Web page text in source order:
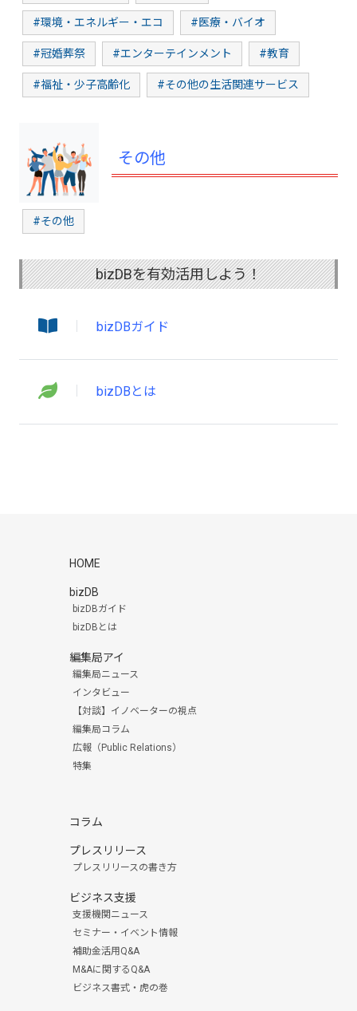
#環境・エネルギー・エコ #医療・バイオ
#冠婚葬祭 #エンターテインメント #教育
#福祉・少子高齢化 #その他の生活関連サービス
その他
#その他
bizDBを有効活用しよう！
bizDBガイド
bizDBとは
HOME
bizDB
bizDBガイド
bizDBとは
編集局アイ
編集局ニュース
インタビュー
【対談】イノベーターの視点
編集局コラム
広報（Public Relations）
特集
コラム
プレスリリース
プレスリリースの書き方
ビジネス支援
支援機関ニュース
セミナー・イベント情報
補助金活用Q&A
M&Aに関するQ&A
ビジネス書式・虎の巻